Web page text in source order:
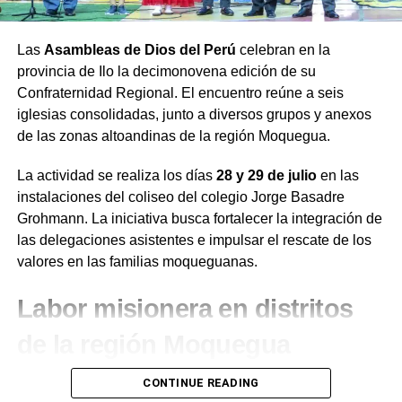
Las Asambleas de Dios del Perú celebran en la
provincia de Ilo la decimonovena edición de su
Confraternidad Regional. El encuentro reúne a seis
iglesias consolidadas, junto a diversos grupos y anexos
de las zonas altoandinas de la región Moquegua.
La actividad se realiza los días 28 y 29 de julioen las
instalaciones del coliseo del colegio Jorge Basadre
Grohmann. La iniciativa busca fortalecer la integración de
las delegaciones asistentes e impulsar el rescate de los
valores en las familias moqueguanas.
Labor misionera en distritos
Durante el desarrollo de la jornada, el presidente de la
CONTINUE READING